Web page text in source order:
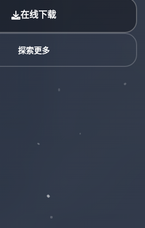
在线下载
探索更多